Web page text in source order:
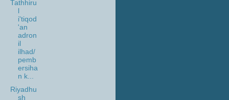
Tathhiru
i'tiqod
'an
adron
il
ilhad/
pemb
ersiha
n k...
Riyadhu
sh